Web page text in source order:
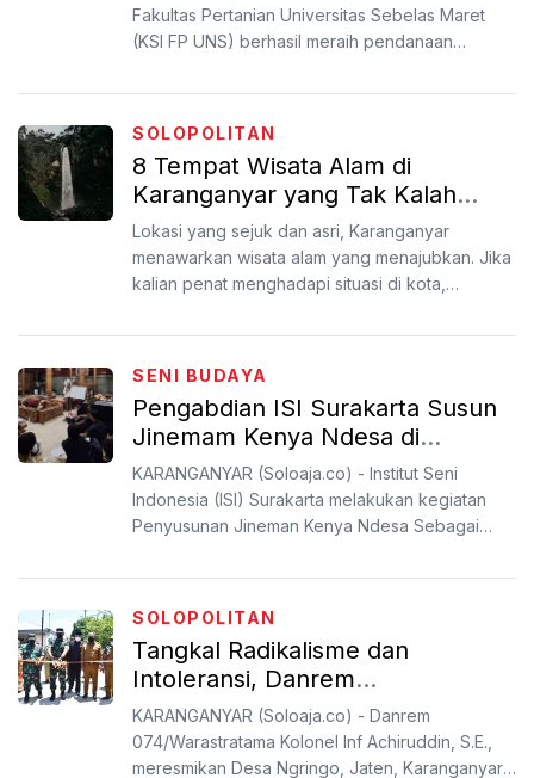
Fakultas Pertanian Universitas Sebelas Maret
(KSI FP UNS) berhasil meraih pendanaan
SOLOPOLITAN
8 Tempat Wisata Alam di
Karanganyar yang Tak Kalah
Indah dari Grojogan Sewu
Lokasi yang sejuk dan asri, Karanganyar
menawarkan wisata alam yang menajubkan. Jika
kalian penat menghadapi situasi di kota,
SENI BUDAYA
Pengabdian ISI Surakarta Susun
Jinemam Kenya Ndesa di
Sanggar Madhangkara
Karanganyar
KARANGANYAR (Soloaja.co) - Institut Seni
Indonesia (ISI) Surakarta melakukan kegiatan
Penyusunan Jineman Kenya Ndesa Sebagai
SOLOPOLITAN
Tangkal Radikalisme dan
Intoleransi, Danrem
074/Warastratama Resmikan
Desa Ngringo Kampung Pancasila
KARANGANYAR (Soloaja.co) - Danrem
074/Warastratama Kolonel Inf Achiruddin, S.E.,
meresmikan Desa Ngringo, Jaten, Karanganyar